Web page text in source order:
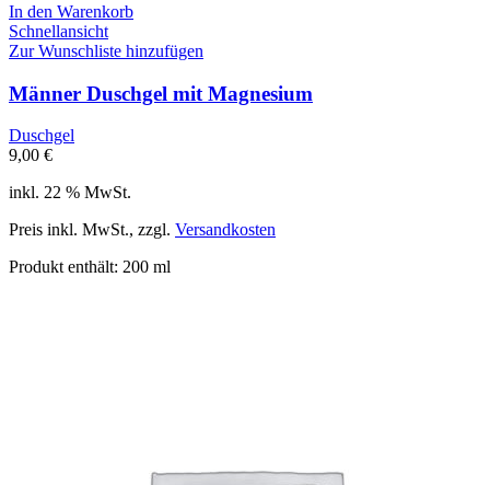
In den Warenkorb
Schnellansicht
Zur Wunschliste hinzufügen
Männer Duschgel mit Magnesium
Duschgel
9,00 €
inkl. 22 % MwSt.
Preis inkl. MwSt., zzgl. Versandkosten
Produkt enthält: 200 ml